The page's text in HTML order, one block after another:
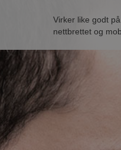
Virker like godt
nettbrettet og